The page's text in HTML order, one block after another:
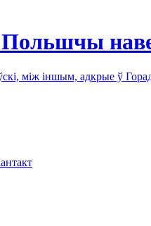
між іншым, адкрые ў